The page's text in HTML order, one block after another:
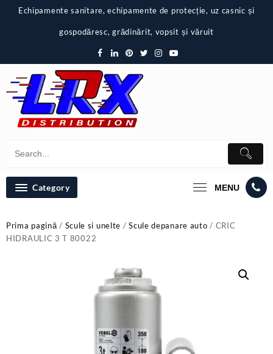
Echipamente sanitare, echipamente de protecție, uz casnic și
gospodăresc, grădinărit, vopsit și văruit
Category MENU
Prima pagină/ Scule si unelte /Scule depanare auto / CRIC
HIDRAULIC 3 T 80022